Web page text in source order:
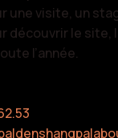
une visite, un
découvrir le site,
l’année.